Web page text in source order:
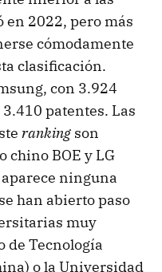
en 2022, pero más
cómodamente
clasificación.
con 3.924
patentes. Las
ranking son
chino BOE y LG
ninguna
han abierto paso
muy
de Tecnología
o la Universidad